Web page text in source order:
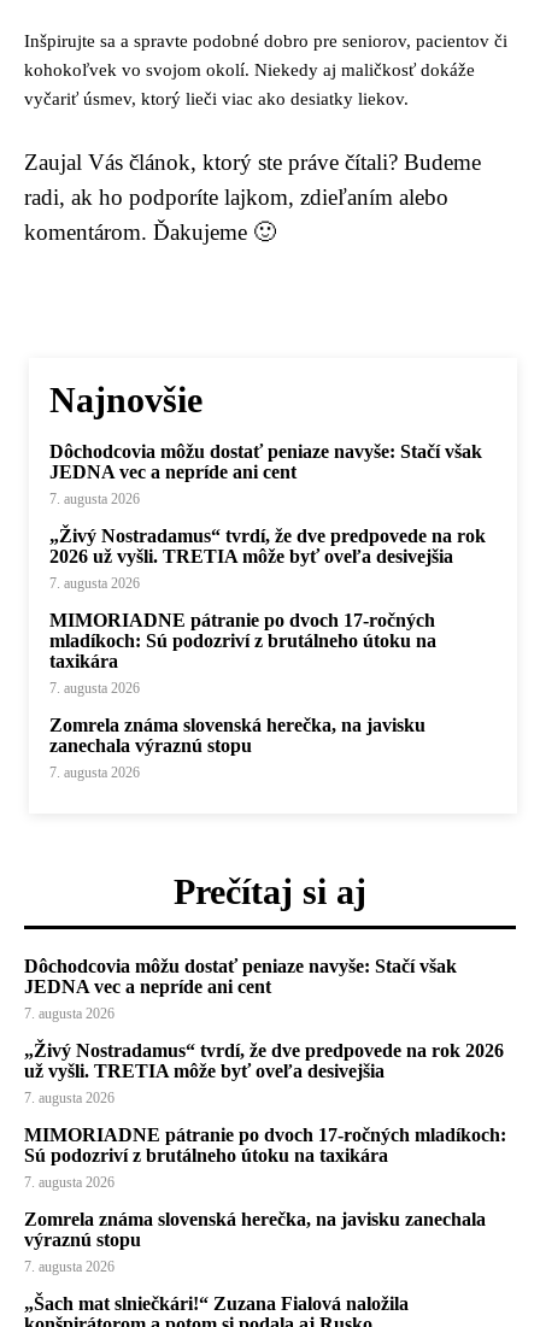
Inšpirujte sa a spravte podobné dobro pre seniorov, pacientov či
kohokoľvek vo svojom okolí. Niekedy aj maličkosť dokáže
vyčariť úsmev, ktorý lieči viac ako desiatky liekov.
Zaujal Vás článok, ktorý ste práve čítali? Budeme
radi, ak ho podporíte lajkom, zdieľaním alebo
komentárom. Ďakujeme 🙂
Najnovšie
Dôchodcovia môžu dostať peniaze navyše: Stačí však
JEDNA vec a nepríde ani cent
7. augusta 2026
„Živý Nostradamus“ tvrdí, že dve predpovede na rok
2026 už vyšli. TRETIA môže byť oveľa desivejšia
7. augusta 2026
MIMORIADNE pátranie po dvoch 17-ročných
mladíkoch: Sú podozriví z brutálneho útoku na
taxikára
7. augusta 2026
Zomrela známa slovenská herečka, na javisku
zanechala výraznú stopu
7. augusta 2026
Prečítaj si aj
Dôchodcovia môžu dostať peniaze navyše: Stačí však
JEDNA vec a nepríde ani cent
7. augusta 2026
„Živý Nostradamus“ tvrdí, že dve predpovede na rok 2026
už vyšli. TRETIA môže byť oveľa desivejšia
7. augusta 2026
MIMORIADNE pátranie po dvoch 17-ročných mladíkoch:
Sú podozriví z brutálneho útoku na taxikára
7. augusta 2026
Zomrela známa slovenská herečka, na javisku zanechala
výraznú stopu
7. augusta 2026
„Šach mat slniečkári!“ Zuzana Fialová naložila